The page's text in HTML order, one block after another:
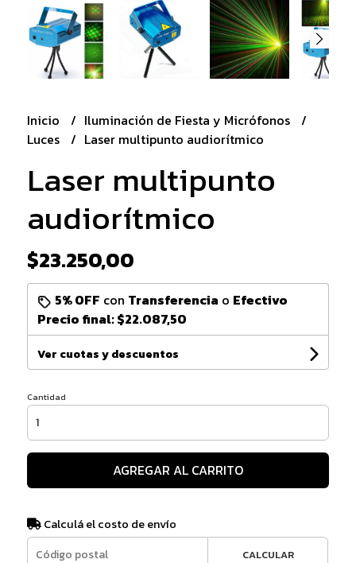
Inicio
Iluminación de Fiesta y Micrófonos
Luces
Laser multipunto audiorítmico
Laser multipunto
audiorítmico
$23.250,00
5% OFF con Transferencia o Efectivo
Precio final:$22.087,50
Ver cuotas y descuentos
Cantidad
AGREGAR AL CARRITO
Calculá el costo de envío
CALCULAR